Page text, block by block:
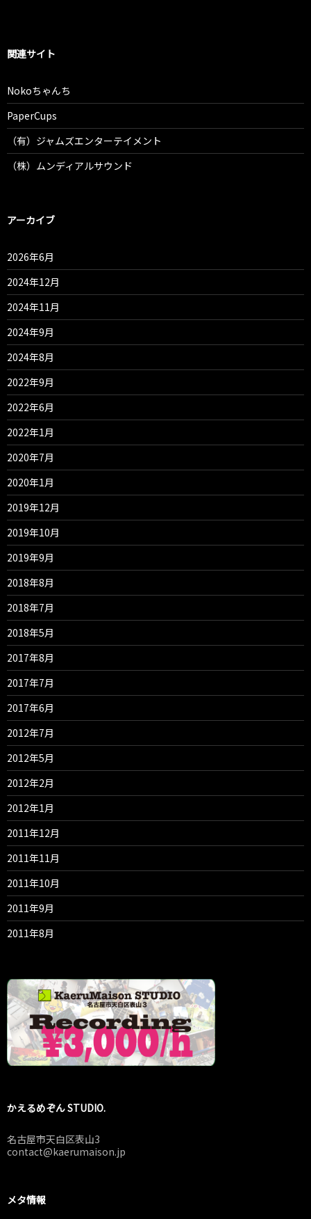
関連サイト
Nokoちゃんち
PaperCups
（有）ジャムズエンターテイメント
（株）ムンディアルサウンド
アーカイブ
2026年6月
2024年12月
2024年11月
2024年9月
2024年8月
2022年9月
2022年6月
2022年1月
2020年7月
2020年1月
2019年12月
2019年10月
2019年9月
2018年8月
2018年7月
2018年5月
2017年8月
2017年7月
2017年6月
2012年7月
2012年5月
2012年2月
2012年1月
2011年12月
2011年11月
2011年10月
2011年9月
2011年8月
かえるめぞん STUDIO.
名古屋市天白区表山3
contact@kaerumaison.jp
メタ情報